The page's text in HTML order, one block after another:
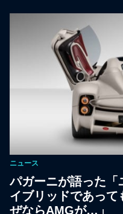
ニュース
パガーニが語った
イブリッドであっ
ぜならAMGが…」